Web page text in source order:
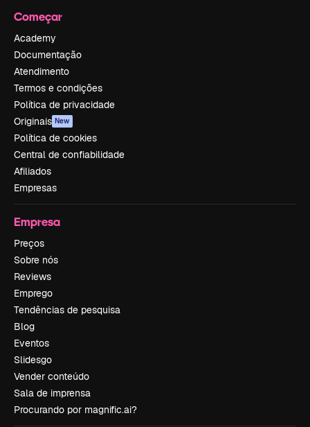
Começar
Academy
Documentação
Atendimento
Termos e condições
Política de privacidade
Originais New
Política de cookies
Central de confiabilidade
Afiliados
Empresas
Empresa
Preços
Sobre nós
Reviews
Emprego
Tendências de pesquisa
Blog
Eventos
Slidesgo
Vender conteúdo
Sala de imprensa
Procurando por magnific.ai?